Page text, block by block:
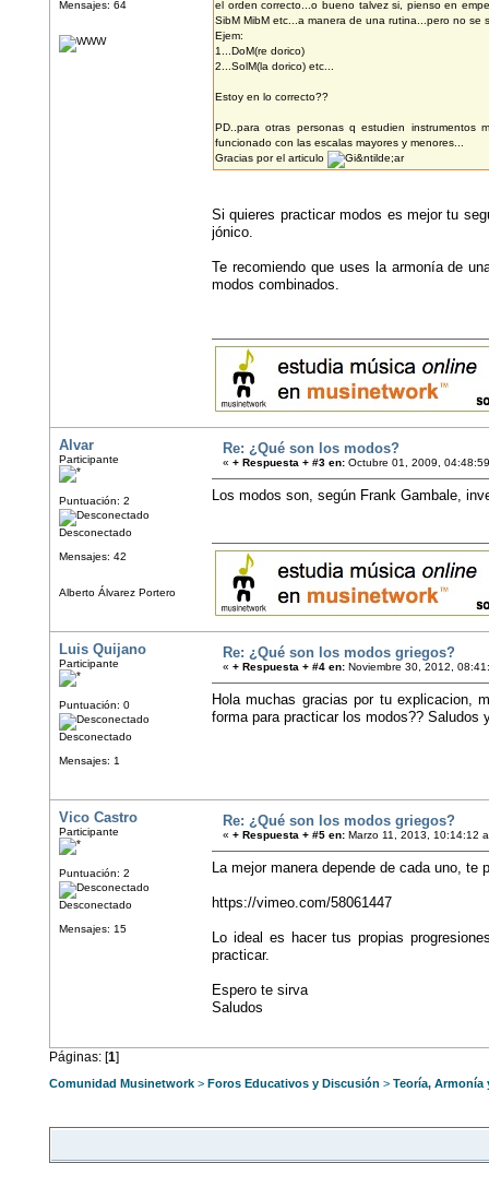
Mensajes: 64
el orden correcto...o bueno talvez si, pienso en
SibM MibM etc...a manera de una rutina...pero no se
Ejem:
1...DoM(re dorico)
2...SolM(la dorico) etc...
Estoy en lo correcto??
PD..para otras personas q estudien
funcionado con las escalas mayores y menores...
Gracias por el articulo
Si quieres practicar modos es mejor tu
jónico.
Te recomiendo que uses la armonía de
modos combinados.
Alvar
Participante
Puntuación: 2
Desconectado
Mensajes: 42
Alberto Álvarez Portero
Re: ¿Qué son los modos?
« + Respuesta + #3 en: Octubre 01, 2009,
Los modos son, según Frank Gambale,
Luis Quijano
Participante
Puntuación: 0
Desconectado
Mensajes: 1
Re: ¿Qué son los modos griegos?
« + Respuesta + #4 en: Noviembre 30, 2012,
Hola muchas gracias por tu explicacion,
forma para practicar los modos?? Saludos
Vico Castro
Participante
Puntuación: 2
Desconectado
Mensajes: 15
Re: ¿Qué son los modos griegos?
« + Respuesta + #5 en: Marzo 11, 2013, 10:14:12
La mejor manera depende de cada uno, te
https://vimeo.com/58061447
Lo ideal es hacer tus propias
practicar.
Espero te sirva
Saludos
Páginas: [1]
Comunidad Musinetwork > Foros Educativos y Discusión > Teoría,